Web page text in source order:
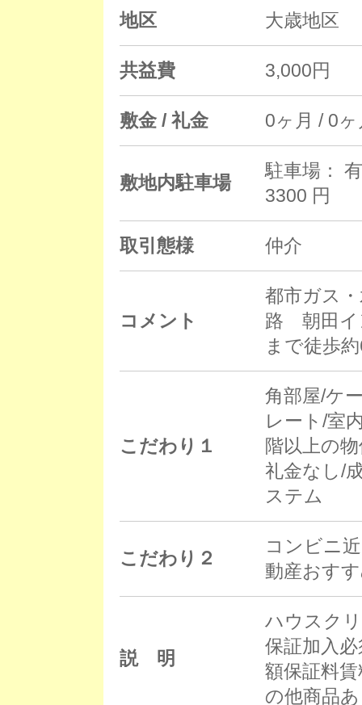
地区 大歳地区
共益費 3,000円
敷金 / 礼金 0ヶ月 / 0ヶ
敷地内駐車場
駐車場：
3300 円
取引態様 仲介
コメント
都市ガス
路 朝田イ
まで徒歩
こだわり１
角部屋/ケ
レート/室
階以上の
礼金なし/
ステム
こだわり２
コンビニ
動産おす
説 明
ハウスク
保証加入
額保証料
の他商品